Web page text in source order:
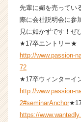
先輩に媚を売ってい
際に会社説明会に参
見に如かずです！ぜ
★17卒エントリー★
http://www.passion-
72
★17卒ウィンターイ
http://www.passion-
2#seminarAnchor
https://